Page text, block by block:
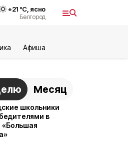
+21°С, ясно
Белгород
Aфиша
Месяц
школьники
в
«Большая